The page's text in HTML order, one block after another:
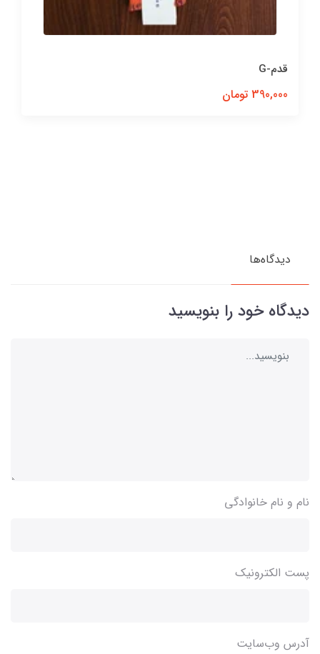
قدم-G
390,000 تومان
دیدگاه‌ها
دیدگاه خود را بنویسید
نام و نام خانوادگی
پست الکترونیک
آدرس وب‌سایت